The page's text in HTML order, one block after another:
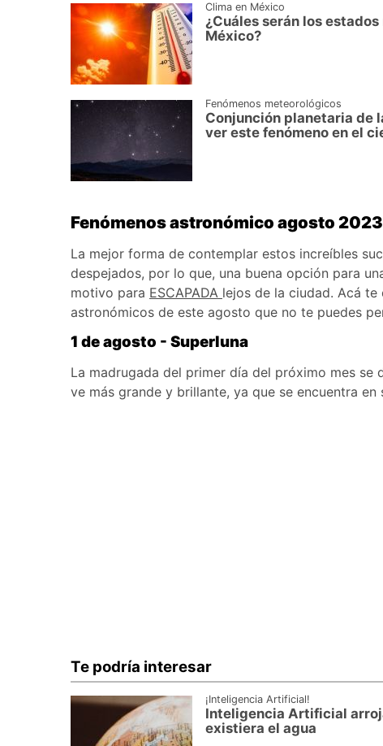
Clima en México
¿Cuáles serán los
México?
Fenómenos meteorológicos
Conjunción planetaria de
ver este fenómeno en el
Fenómenos astronómico agosto 2023
La mejor forma de contemplar estos increíbles
despejados, por lo que, una buena opción para
motivo para ESCAPADA lejos de la ciudad. Acá
astronómicos de este agosto que no te puedes
1 de agosto - Superluna
La madrugada del primer día del próximo mes se
ve más grande y brillante, ya que se encuentra
Te podría interesar
¡Inteligencia Artificial!
Inteligencia Artificial
existiera el agua